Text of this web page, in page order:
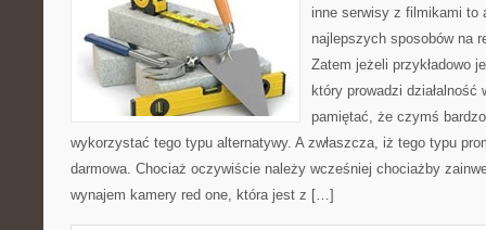
inne serwisy z filmikami to
najlepszych sposobów na
Zatem jeżeli przykładowo
który prowadzi
pamiętać, że czymś
wykorzystać tego typu alternatywy. A zwłaszcza, iż tego typu
darmowa. Chociaż oczywiście należy wcześniej chociażby
wynajem kamery red one, która jest z […]